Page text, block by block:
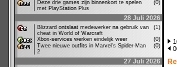
Deze drie games zijn binnenkort te spelen
met PlayStation Plus
(0)
28 Juli 2026
Blizzard ontslaat medewerker na gebruik van
cheat in World of Warcraft
(1)
Xbox-services werken eindelijk weer
(0)
Twee nieuwe outfits in Marvel's Spider-Man
2
(0)
27 Juli 2026